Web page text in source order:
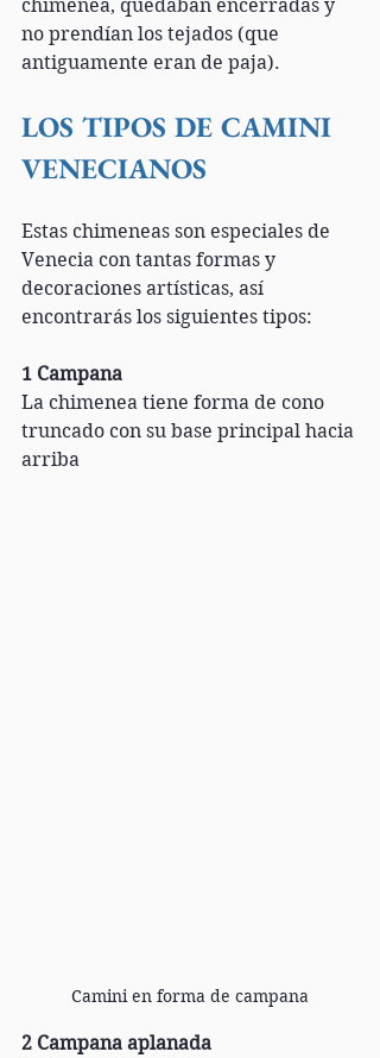
chimenea, quedaban encerradas y
no prendían los tejados (que
antiguamente eran de paja).
LOS TIPOS DE CAMINI
VENECIANOS
Estas chimeneas son especiales de
Venecia con tantas formas y
decoraciones artísticas, así
encontrarás los siguientes tipos:
1 Campana
La chimenea tiene forma de cono
truncado con su base principal hacia
arriba
Camini en forma de campana
2 Campana aplanada